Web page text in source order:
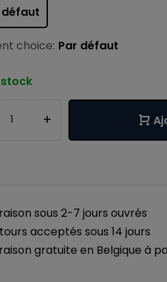
défaut
choice: Par défaut
stock
+
sous 2-7 jours ouvrés
acceptés sous 14 jours
gratuite en Belgique à